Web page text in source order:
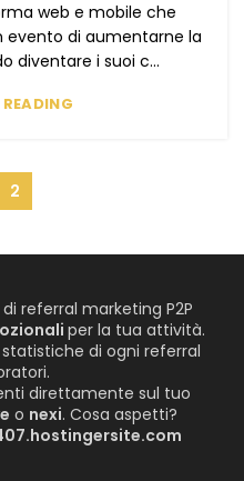
web e mobile che
di aumentarne la
diventare i suoi c...
2
referral marketing P2P
per la tua attività.
di ogni referral
direttamente sul tuo
o nexi. Cosa aspetti?